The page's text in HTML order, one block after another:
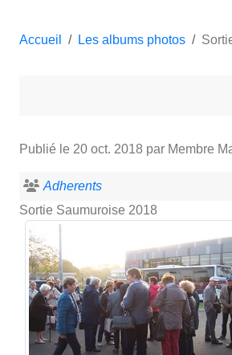
Accueil Les albums photos
Publié le 20 oct. 2018 par Membre
Adherents
Sortie Saumuroise 2018